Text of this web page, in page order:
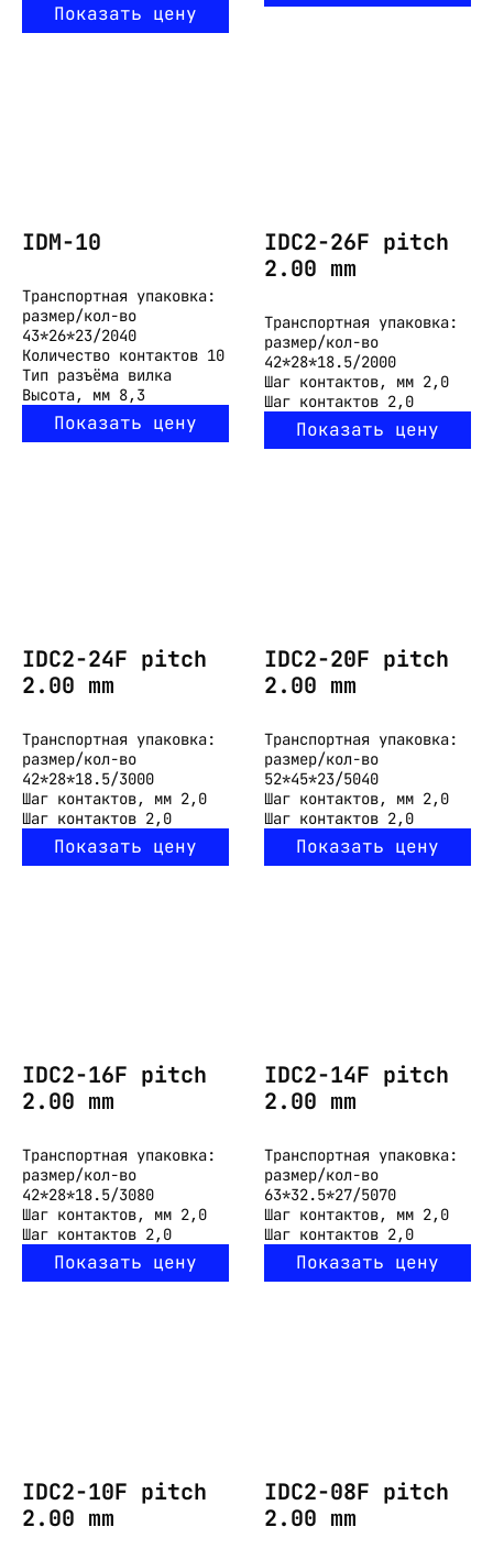
Показать цену
IDM-10
Транспортная упаковка:
размер/кол-во
43*26*23/2040
Количество контактов 10
Тип разъёма вилка
Высота, мм 8,3
Показать цену
IDC2-26F pitch
2.00 mm
Транспортная упаковка:
размер/кол-во
42*28*18.5/2000
Шаг контактов, мм 2,0
Шаг контактов 2,0
Показать цену
IDC2-24F pitch
2.00 mm
Транспортная упаковка:
размер/кол-во
42*28*18.5/3000
Шаг контактов, мм 2,0
Шаг контактов 2,0
Показать цену
IDC2-20F pitch
2.00 mm
Транспортная упаковка:
размер/кол-во
52*45*23/5040
Шаг контактов, мм 2,0
Шаг контактов 2,0
Показать цену
IDC2-16F pitch
2.00 mm
Транспортная упаковка:
размер/кол-во
42*28*18.5/3080
Шаг контактов, мм 2,0
Шаг контактов 2,0
Показать цену
IDC2-14F pitch
2.00 mm
Транспортная упаковка:
размер/кол-во
63*32.5*27/5070
Шаг контактов, мм 2,0
Шаг контактов 2,0
Показать цену
IDC2-10F pitch
2.00 mm
IDC2-08F pitch
2.00 mm